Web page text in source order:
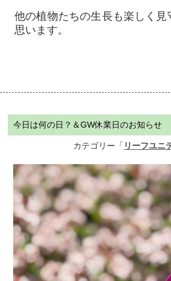
他の植物たちの生長も楽しく見
思います。
今日は何の日？＆GW休業日のお知らせ
カテゴリー「 リーフユニ